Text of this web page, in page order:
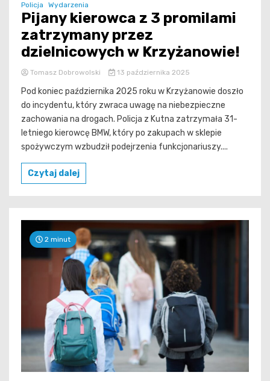
Policja Wydarzenia
Pijany kierowca z 3 promilami
zatrzymany przez
dzielnicowych w Krzyżanowie!
Tomasz Dobrowolski 13 października 2025
Pod koniec października 2025 roku w Krzyżanowie doszło
do incydentu, który zwraca uwagę na niebezpieczne
zachowania na drogach. Policja z Kutna zatrzymała 31-
letniego kierowcę BMW, który po zakupach w sklepie
spożywczym wzbudził podejrzenia funkcjonariuszy....
Czytaj dalej
2 minut